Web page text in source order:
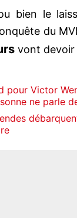
bien le
du
vont devoir
pour Victor
ne parle